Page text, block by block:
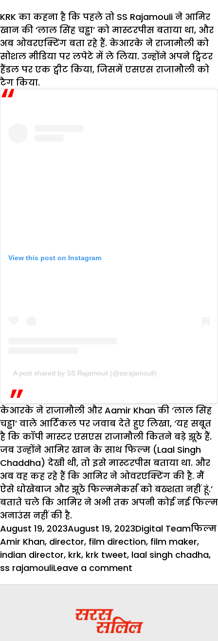
KRK का कहना है कि पहले तो SS Rajamouli ने आमिर
खान की ‘लाल सिंह चड्ढा’ को मास्टरपीस बताया था, और
अब ओवरएक्टिंग बता रहे हैं. केआरके ने राजामौली को
सोशल मीडिया पर लपेटे में ले लिया. उन्होंने अपने ट्विटर
हैंडल पर एक ट्वीट किया, जिसमें एसएस राजामौली को
टैग किया.
View this post on Instagram
A post shared by SS Rajamouli (@ssrajamouli)
केआरके ने राजामौली और Aamir Khan की ‘लाल सिंह
चड्ढा’ वाले आर्टिकल पर जवाब देते हुए लिखा, ‘यह सबूत
है कि कॉपी मास्टर एसएस राजामौली कितने बड़े झूठे हैं.
जब उन्होंने आमिर खान के साथ फिल्म (Laal Singh
Chaddha) देखी थी, तो इसे मास्टरपीस बताया था. और
अब वह कह रहे हैं कि आमिर ने ओवरएक्टिंग की है. मैं
ऐसे धोखेबाज और झूठे फिल्ममेकर्स को बख्शता नहीं हूं.’
बताते चले कि आमिर ने अभी तक अपनी कोई नई फिल्म
अनाउंस नहीं की है.
Posted
on
August 19, 2023August 19, 2023Author
Digital Teamफिल्म
Amir Khan, director, film direction, film maker,
indian director, krk, krk tweet, laal singh chadha,
ss rajamouliLeave a comment
Rajamouli
के